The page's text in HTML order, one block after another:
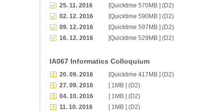
25. 11. 2016
[Quicktime 570MB ] (D2)
02. 12. 2016
[Quicktime 590MB ] (D2)
09. 12. 2016
[Quicktime 597MB ] (D2)
16. 12. 2016
[Quicktime 529MB ] (D2)
IA067 Informatics Colloquium
20. 09. 2016
[Quicktime 417MB ] (D2)
27. 09. 2016
[ 1MB ] (D2)
04. 10. 2016
[ 1MB ] (D2)
11. 10. 2016
[ 1MB ] (D2)